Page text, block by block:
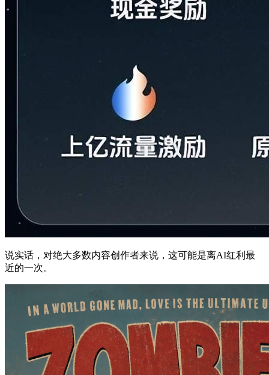
说实话，对绝大多数内容创作者来说，这可能是离AI红利最
近的一次。